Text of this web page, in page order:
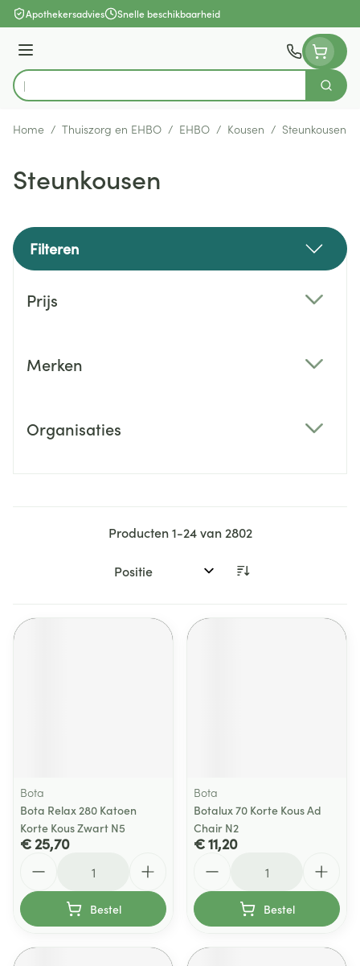
Ga naar de inhoud
Apothekersadvies Snelle beschikbaarheid
Menu
Product, merk, categorie...
Zoek
Home / Thuiszorg en EHBO / EHBO / Kousen / Steunkousen
Steunkousen
Filteren
Prijs
Merken
Organisaties
Producten1-24van 2802
Sorteer op:
Bota
Bota Relax 280 Katoen
Korte Kous Zwart N5
€ 25,70
Bestel
Bota
Botalux 70 Korte Kous Ad
Chair N2
€ 11,20
Bestel